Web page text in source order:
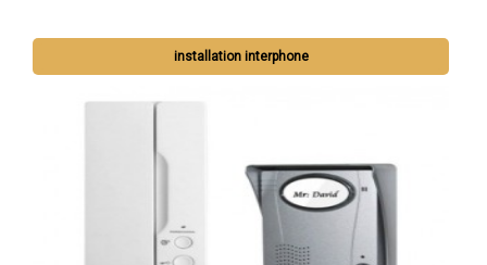
installation interphone